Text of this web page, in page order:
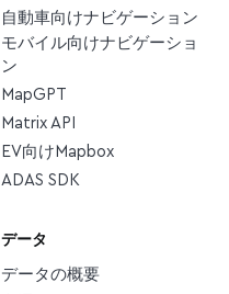
自動車向けナビゲーション
モバイル向けナビゲーショ
ン
MapGPT
Matrix API
EV向けMapbox
ADAS SDK
データ
データの概要